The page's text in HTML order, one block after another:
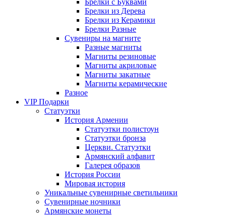
Брелки с Буквами
Брелки из Дерева
Брелки из Керамики
Брелки Разные
Сувениры на магните
Разные магниты
Магниты резиновые
Магниты акриловые
Магниты закатные
Магниты керамические
Разное
VIP Подарки
Статуэтки
История Армении
Статуэтки полистоун
Статуэтки бронза
Церкви. Статуэтки
Армянский алфавит
Галерея образов
История России
Мировая история
Уникальные сувенирные светильники
Сувенирные ночники
Армянские монеты